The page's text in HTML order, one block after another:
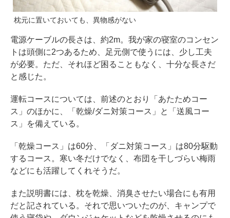
枕元に置いておいても、異物感がない
電源ケーブルの長さは、約2m。我が家の寝室のコンセン
トは頭側に2つあるため、足元側で使うには、少し工夫
が必要。ただ、それほど困ることもなく、十分な長さだ
と感じた。
運転コースについては、前述のとおり「あたためコー
ス」のほかに、「乾燥/ダニ対策コース」と「送風コー
ス」を備えている。
「乾燥コース」は60分、「ダニ対策コース」は80分駆動
するコース。寒い冬だけでなく、布団を干しづらい梅雨
などにも活躍してくれそうだ。
また説明書には、枕を乾燥、消臭させたい場合にも有用
だと記されている。それで思いついたのが、キャンプで